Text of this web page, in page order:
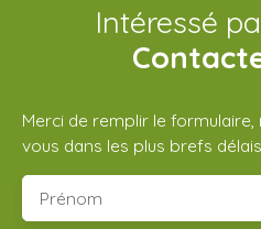
Intéressé
Merci de remplir le
vous dans les plus brefs
Prénom